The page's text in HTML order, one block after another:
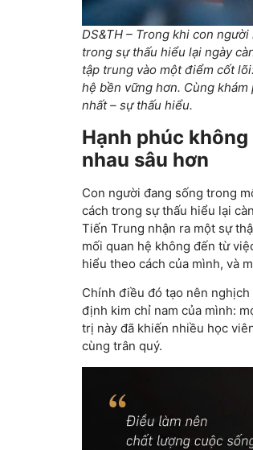
DS&TH – Trong khi con
trong sự thấu hiểu lại ngày
tập trung vào một điểm cốt
hệ bền vững hơn. Cùng
nhất – sự thấu hiểu.
Hạnh phúc
nhau sâu hơn
Con người đang sống trong
cách trong sự thấu hiểu lại
Tiến Trung nhận ra một sự
mối quan hệ không đến từ
hiểu theo cách của mình, và
Chính điều đó tạo nên
định kim chỉ nam của mình:
trị này đã khiến nhiều học
cùng trân quý.